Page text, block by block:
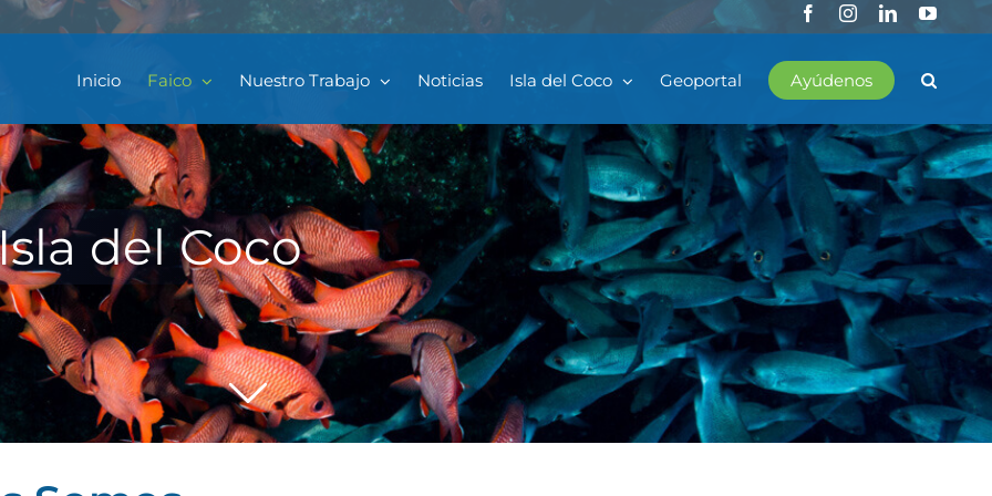
FacebookInstagramLinkedIn
Inicio Faico Nuestro Trabajo Noticias Isla del Coco Geoportal Ayúdenos
del Coco